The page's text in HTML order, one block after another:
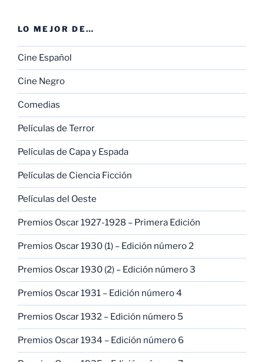
LO MEJOR DE…
Cine Español
Cine Negro
Comedias
Películas de Terror
Películas de Capa y Espada
Películas de Ciencia Ficción
Películas del Oeste
Premios Oscar 1927-1928 – Primera Edición
Premios Oscar 1930 (1) – Edición número 2
Premios Oscar 1930 (2) – Edición número 3
Premios Oscar 1931 – Edición número 4
Premios Oscar 1932 – Edición número 5
Premios Oscar 1934 – Edición número 6